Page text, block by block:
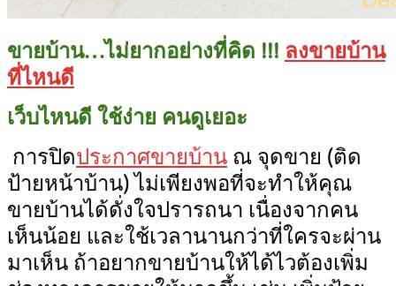
ขายบ้าน…ไม่ยากอย่างที่คิด !!! ลงขายบ้าน
ที่ไหนดี
เว็บไหนดี ใช้ง่าย คนดูเยอะ
การปิดประกาศขายบ้าน ณ จุดขาย (ติด
ป้ายหน้าบ้าน) ไม่เพียงพอที่จะทำให้คุณ
ขายบ้านได้ดั่งใจปรารถนา เนื่องจากคน
เห็นน้อย และใช้เวลานานกว่าที่ใครจะผ่าน
มาเห็น ถ้าอยากขายบ้านให้ได้ไวต้องเพิ่ม